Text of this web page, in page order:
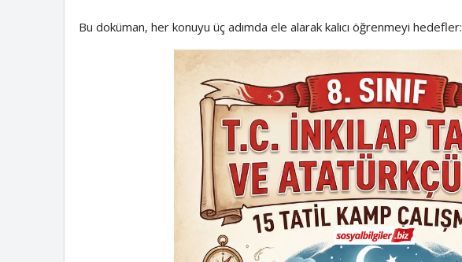
Bu doküman, her konuyu üç adımda ele alarak kalıcı öğrenmeyi hedefler: